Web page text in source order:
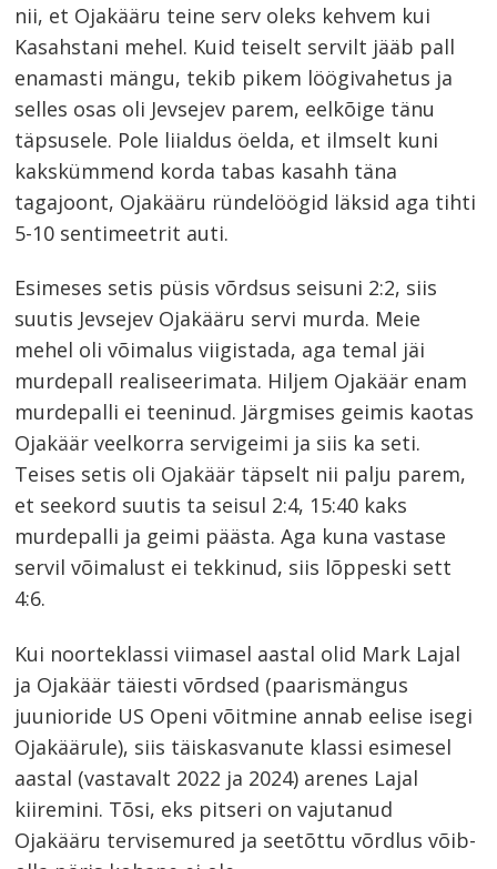
nii, et Ojakääru teine serv oleks kehvem kui
Kasahstani mehel. Kuid teiselt servilt jääb pall
enamasti mängu, tekib pikem löögivahetus ja
selles osas oli Jevsejev parem, eelkõige tänu
täpsusele. Pole liialdus öelda, et ilmselt kuni
kakskümmend korda tabas kasahh täna
tagajoont, Ojakääru ründelöögid läksid aga tihti
5-10 sentimeetrit auti.
Esimeses setis püsis võrdsus seisuni 2:2, siis
suutis Jevsejev Ojakääru servi murda. Meie
mehel oli võimalus viigistada, aga temal jäi
murdepall realiseerimata. Hiljem Ojakäär enam
murdepalli ei teeninud. Järgmises geimis kaotas
Ojakäär veelkorra servigeimi ja siis ka seti.
Teises setis oli Ojakäär täpselt nii palju parem,
et seekord suutis ta seisul 2:4, 15:40 kaks
murdepalli ja geimi päästa. Aga kuna vastase
servil võimalust ei tekkinud, siis lõppeski sett
4:6.
Kui noorteklassi viimasel aastal olid Mark Lajal
ja Ojakäär täiesti võrdsed (paarismängus
juunioride US Openi võitmine annab eelise isegi
Ojakäärule), siis täiskasvanute klassi esimesel
aastal (vastavalt 2022 ja 2024) arenes Lajal
kiiremini. Tõsi, eks pitseri on vajutanud
Ojakääru tervisemured ja seetõttu võrdlus võib-